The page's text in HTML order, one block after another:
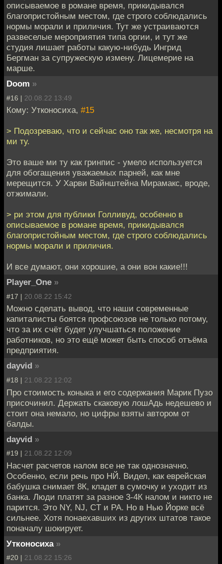
описываемое в романе время, прикидывался
благопристойным местом, где строго соблюдались
нормы морали и приличия. Тут же устраиваются
развеселые мероприятия типа оргии, и тут же
студия лишает работы какую-нибудь Ингрид
Бергман за супружескую измену. Лицемерие на
марше.
Doom »
#16 | 20.08.22 13:49
Кому: Утконосиха, #15
> Подозреваю, что и сейчас оно так же, несмотря на
ми ту.
Это ваше ми ту как гринпис - умело используется
для обогащения уважаемых парней, как мне
мерещится. У Харви Вайнштейна Мирамакс, вроде,
отжимали.
> ри этом для публики Голливуд, особенно в
описываемое в романе время, прикидывался
благопристойным местом, где строго соблюдались
нормы морали и приличия.
И все думают, они хорошие, а они вон какие!!!
Player_One »
#17 | 20.08.22 15:42
Можно сделать вывод, что наши современные
капиталисты боятся профсоюзов не только потому,
что за их счёт будет улучшаться положение
работников, но это ещё может быть способ отъёма
предприятия.
dayvid »
#18 | 21.08.22 12:02
Про стоимость коныка и его содержания Марик Пузо
присочинил. Держать скаковую лошАдь недешево и
стоит она немало, но цифры взяты автором от
балды.
dayvid »
#19 | 21.08.22 12:09
Насчет расчетов налом все не так однозначно.
Особенно, если речь про НЙ. Видел, как еврейская
бабушка снимает 8К, кладет в сумочку и уходит из
банка. Люди платят за разное 3-4К налом и никто не
парится. Это NY, NJ, CT и PA. Но в Нью Йорке всё
сильнее. Хотя понаехавших из других штатов такое
поначалу шокирует.
Утконосиха »
#20 | 21.08.22 15:26